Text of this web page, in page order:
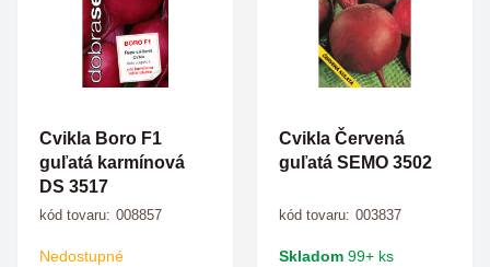
Cvikla Boro F1
guľatá karmínová
DS 3517
kód tovaru: 008857
Nedostupné
Cvikla Červená
guľatá SEMO 3502
kód tovaru: 003837
Skladom 99+ ks